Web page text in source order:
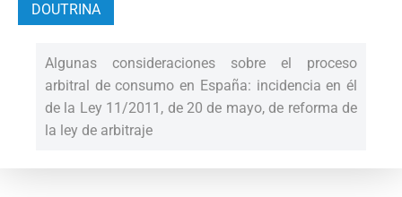
DOUTRINA
Algunas consideraciones sobre el proceso
arbitral de consumo en España: incidencia en él
de la Ley 11/2011, de 20 de mayo, de reforma de
la ley de arbitraje